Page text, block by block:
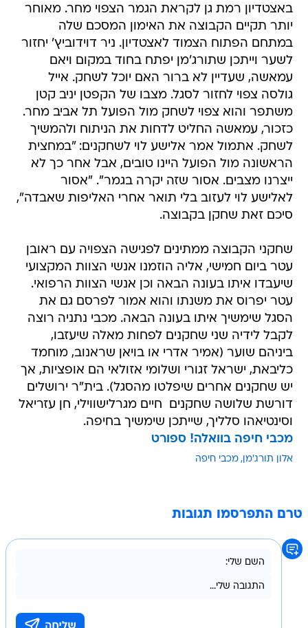
באצטדיון רמת גן לקראת הגמר הצפוי מחר. מאוחר
יותר תקיים הקבוצה את האימון המסכם שלה
במתחם הפתוח הצמוד לאצטדיון. ניר דוידוביץ' יחזור
לשער וייתכן שתורג'מן יפתח בחוד במקום ויאם
עמאשה, שעדיין לא ברור האם יוכל לשחק. אייל
גולסה צפוי לחזור לסגל. מצבו של הקפטן יניב קטן
משתפר והוא צפוי לשחק מול הפועל תל אביב מחר.
כזכור, עמאשה החליט לדחות את הניתוח ולהמשיך
לשחק. אתמול אמר אלישע לוי לשחקנים: "במחצית
הראשונה מול הפועל היינו טובים, אבל אחר כך לא
ייצרנו מצבים. אסור שזה יקרה בגמר". "אסור
לאלישע לוי לעזוב בלי תואר אחרי האליפות שאבדה",
סיכם זאת שחקן בקבוצה.
שחקני הקבוצה ממתינים לפגישה הצפויה עם ראובן
עטר ביום חמישי, אליה הוזמנו אנשי הצוות המקצועי
שיעבדו איתו בעונה הבאה וכן אנשי הצוות הרפואי.
עטר יפרוס את משנתו והוא אמור לפרסם גם את
הסגל שימשיך איתו בעונה הבאה. מכבי נתניה רוצה
לקבל לידיה שני שחקנים לפחות מאלה שיעזבו,
ביניהם שוער (אמיר אדרי או בויאן שראנוב, מוחמד
כליבאת, ישראל זגורי ושלומי אזולאי הם אופציות, אך
יש שחקנים אחרים שיפלטו מהסגל). בית"ר ירושלים
דורשת שלושה שחקנים  חיים מגרלישווילי, חן עזריאל
וסינטיאהו סלליך, שייתכן שימשיך בחיפה.
מכבי חיפה בוואלה! ספורט
אלון תורג'מן מכבי חיפה
טרם התפרסמו תגובות